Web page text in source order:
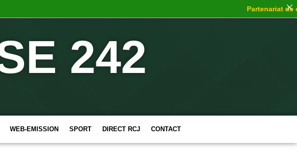
242
WEB-EMISSION SPORT DIRECT RCJ CONTACT
Partenariat de